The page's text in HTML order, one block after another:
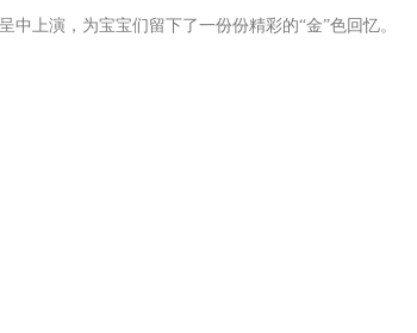
上演，为宝宝们留下了一份份精彩的“金”色回忆。